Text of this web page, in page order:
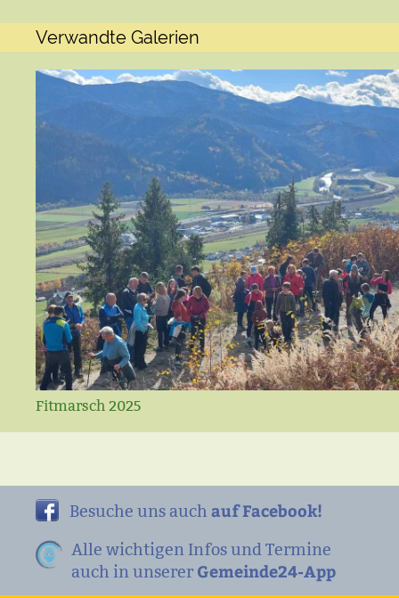
Verwandte Galerien
Fitmarsch 2025
Besuche uns auch auf Facebook!
Alle wichtigen Infos und Termine
auch in unserer Gemeinde24-App